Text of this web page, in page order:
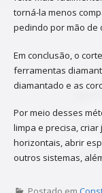
torná-la menos
pedindo por mão de
Em conclusão, o
ferramentas
diamantado e as
Por meio desses
limpa e precisa,
horizontais, abrir
outros sistemas,